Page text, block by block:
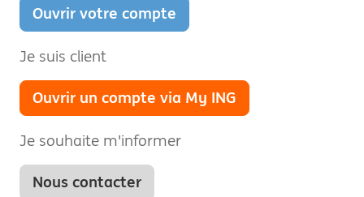
Ouvrir votre compte
Je suis client
Ouvrir un compte via My ING
Je souhaite m'informer
Nous contacter